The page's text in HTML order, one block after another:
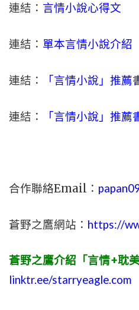
連結： 言情小說心得文
連結： 單本言情小說介紹
連結： 「言情小說」推薦
連結： 「言情小說」推薦
合作聯絡Email：
蒼野之鷹網站： https://
蒼野之鷹介紹「言情+耽
linktr.ee/starryeagle.com